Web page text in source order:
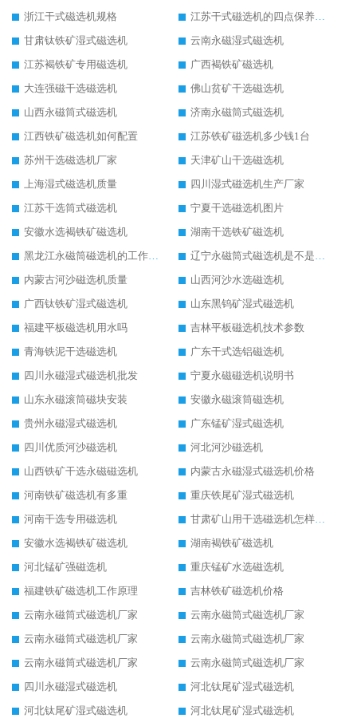
浙江干式磁选机规格
江苏干式磁选机的四点保养秘籍
甘肃钛铁矿湿式磁选机
云南永磁湿式磁选机
江苏褐铁矿专用磁选机
广西褐铁矿磁选机
大连强磁干选磁选机
佛山贫矿干选磁选机
山西永磁筒式磁选机
济南永磁筒式磁选机
江西铁矿磁选机如何配置
江苏铁矿磁选机多少钱1台
苏州干选磁选机厂家
天津矿山干选磁选机
上海湿式磁选机质量
四川湿式磁选机生产厂家
江苏干选筒式磁选机
宁夏干选磁选机图片
安徽水选褐铁矿磁选机
湖南干选铁矿磁选机
黑龙江永磁筒磁选机的工作原理
辽宁永磁筒式磁选机是不是强磁
内蒙古河沙磁选机质量
山西河沙水选磁选机
广西钛铁矿湿式磁选机
山东黑钨矿湿式磁选机
福建平板磁选机用水吗
吉林平板磁选机技术参数
青海铁泥干选磁选机
广东干式选铝磁选机
四川永磁湿式磁选机批发
宁夏永磁磁选机说明书
山东永磁滚筒磁块安装
安徽永磁滚筒磁选机
贵州永磁湿式磁选机
广东锰矿湿式磁选机
四川优质河沙磁选机
河北河沙磁选机
山西铁矿干选永磁磁选机
内蒙古永磁湿式磁选机价格
河南铁矿磁选机有多重
重庆铁尾矿湿式磁选机
河南干选专用磁选机
甘肃矿山用干选磁选机怎样调磁
安徽水选褐铁矿磁选机
湖南褐铁矿磁选机
河北锰矿强磁选机
重庆锰矿水选磁选机
福建铁矿磁选机工作原理
吉林铁矿磁选机价格
云南永磁筒式磁选机厂家
云南永磁筒式磁选机厂家
云南永磁筒式磁选机厂家
云南永磁筒式磁选机厂家
云南永磁筒式磁选机厂家
云南永磁筒式磁选机厂家
四川永磁湿式磁选机
河北钛尾矿湿式磁选机
河北钛尾矿湿式磁选机
河北钛尾矿湿式磁选机